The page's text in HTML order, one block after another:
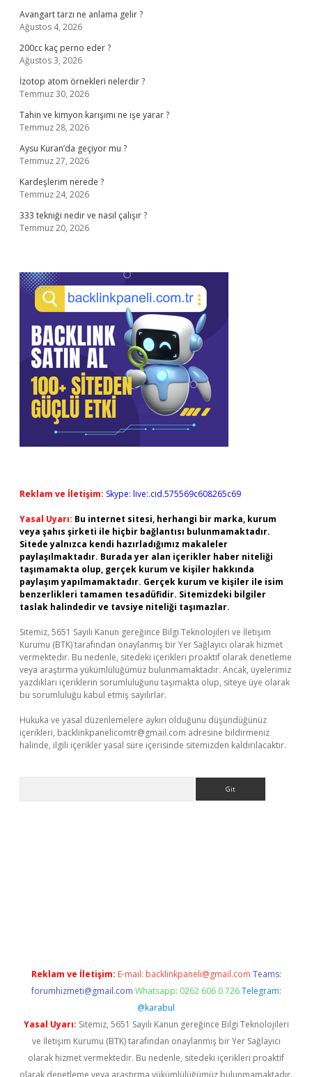
Avangart tarzı ne anlama gelir ?
Ağustos 4, 2026
200cc kaç perno eder ?
Ağustos 3, 2026
İzotop atom örnekleri nelerdir ?
Temmuz 30, 2026
Tahin ve kimyon karışımı ne işe yarar ?
Temmuz 28, 2026
Aysu Kuran’da geçiyor mu ?
Temmuz 27, 2026
Kardeşlerim nerede ?
Temmuz 24, 2026
333 tekniği nedir ve nasıl çalışır ?
Temmuz 20, 2026
Reklam ve İletişim: Skype: live:.cid.575569c608265c69
Yasal Uyarı: Bu internet sitesi, herhangi bir marka, kurum
veya şahıs şirketi ile hiçbir bağlantısı bulunmamaktadır.
Sitede yalnızca kendi hazırladığımız makaleler
paylaşılmaktadır. Burada yer alan içerikler haber niteliği
taşımamakta olup, gerçek kurum ve kişiler hakkında
paylaşım yapılmamaktadır. Gerçek kurum ve kişiler ile isim
benzerlikleri tamamen tesadüfidir. Sitemizdeki bilgiler
taslak halindedir ve tavsiye niteliği taşımazlar.
Sitemiz, 5651 Sayılı Kanun gereğince Bilgi Teknolojileri ve İletişim
Kurumu (BTK) tarafından onaylanmış bir Yer Sağlayıcı olarak hizmet
vermektedir. Bu nedenle, sitedeki içerikleri proaktif olarak denetleme
veya araştırma yükümlülüğümüz bulunmamaktadır. Ancak, üyelerimiz
yazdıkları içeriklerin sorumluluğunu taşımakta olup, siteye üye olarak
bu sorumluluğu kabul etmiş sayılırlar.
Hukuka ve yasal düzenlemelere aykırı olduğunu düşündüğünüz
içerikleri, backlinkpanelicomtr@gmail.com adresine bildirmeniz
halinde, ilgili içerikler yasal süre içerisinde sitemizden kaldırılacaktır.
Reklam ve İletişim: E-mail: backlinkpaneli@gmail.com Teams:
forumhizmeti@gmail.com Whatsapp: 0262 606 0 726 Telegram:
@karabul
Yasal Uyarı: Sitemiz, 5651 Sayılı Kanun gereğince Bilgi Teknolojileri
ve İletişim Kurumu (BTK) tarafından onaylanmış bir Yer Sağlayıcı
olarak hizmet vermektedir. Bu nedenle, sitedeki içerikleri proaktif
olarak denetleme veya araştırma yükümlülüğümüz bulunmamaktadır.